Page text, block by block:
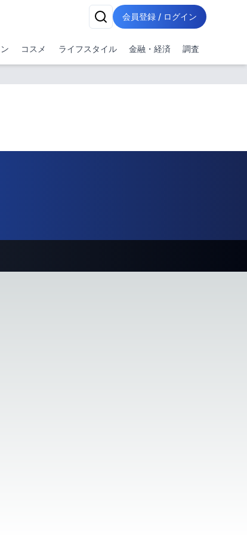
会員登録 / ログイン
コスメ ライフスタイル 金融・経済 調査